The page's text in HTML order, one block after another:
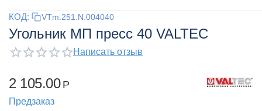
КОД: VTm.251.N.004040
Угольник МП пресс 40 VALTEC
Написать отзыв
2 105.00 Р
Предзаказ